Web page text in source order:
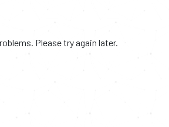
Please try again later.